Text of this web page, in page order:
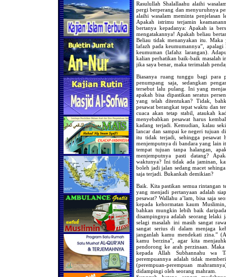
Rasulullah Shalallaahu alaihi
pergi berperang dan menyuruhnya
alaihi wasalam meminta penjelasan
Apakah istrimu terjamin
bertanya kepadanya: Apakah ia
mengatakannya! Apakah beliau
Beliau tidak menanyakan itu. Maka
lafazh pada keumumannya”,
keumuman (lafahz larangan).
kalian perhatikan baik-baik masalah
jika saya benar, maka terimalah
Biasanya ruang tunggu bagi para
penumpang saja, sedangkan
tersebut lalu pulang. Ini yang
apakah bisa dipastikan seratus
yang telah ditentukan? Tidak,
pesawat berangkat tepat waktu dan
cuaca akan tetap stabil, ataukah
menyebabkan pesawat harus
kadang terjadi. Kemudian, kalau
lancar dan sampai ke negeri tujuan
itu tidak terjadi, sehingga
menjemputnya di bandara yang lain
tempat tujuan tanpa halangan,
menjemputnya pasti datang?
waktunya? Ini tidak ada jaminan,
boleh jadi jalan sedang macet
saja terjadi. Bukankah demikian?
Baik. Kita pastikan semua rintangan
yang menjadi pertanyaan adalah
pesawat? Wallahu a’lam, bisa saja
kepada kehormatan kaum
bahkan mungkin lebih baik
disampingnya adalah seorang
selagi masalah ini masih sangat
sangat serius di dalam menjaga
janganlah kamu mendekati zina.”
kamu berzina”, agar kita
pendorong ke arah perzinaan.
kepada Allah Subhannahu wa
perempuannya adalah tidak
(perempuan-perempuan
didampingi oleh seorang mahram.